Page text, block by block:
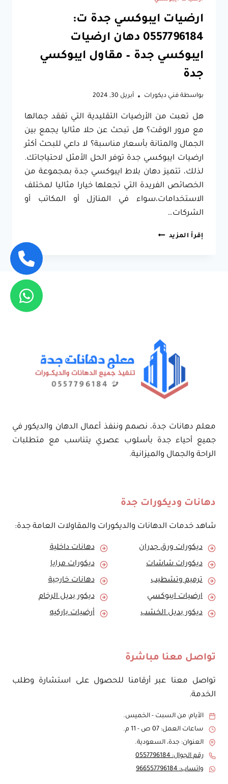
ارضيات ايبوكسي جدة ت:
0557796184 دهان ارضيات
ايبوكسي جدة – مقاول ايبوكسي
جدة
بواسطة فني ديكورات أبريل 30, 2024
هل تعبت من الأرضيات التقليدية التي تفقد جمالها
مع مرور الوقت؟ هل تبحث عن حلا مثاليا يجمع بين
الجمال والمتانة بأسعار مناسبة؟ لا داعي للبحث أكثر
ارضيات ايبوكسي جدة توفر الحل الأمثل لاحتياجاتك.
لذلك، تتميز دهان بلاط ايبوكسي جدة بمجموعة من
الخصائص الفريدة التي تجعلها خيارا مثاليا لمختلف
الاستخدامات،سواء في المنازل أو المكاتب أو
الشركات…
إقرأ المزيد ارضيات
مقاول
ايبوكسي
جدة
معلم دهانات جدة، نصمم وننفذ أعمال الدهان والديكور في
جميع أحياء جدة بأسلوب عصري يتناسب مع متطلبات
الراحة والجمال والميزانية.
دهانات وديكورات جدة
شاهد خدمات الدهانات والديكورات والمقاولات العامة جدة:
ديكورات ورق جدران
دهانات داخلية
ديكورات شاشات
ديكورات مرايا
ترميم وتشطيب
دهانات خارجية
ارضيات ايبوكسي
ديكور بديل الرخام
ديكور بديل الخشب
أرضيات باركيه
تواصل معنا مباشرة
تواصل معنا عبر أرقامنا للحصول على استشارة وطلب
الخدمة.
الأيام: من السبت - الخميس.
ساعات العمل: 07 ص - 11 م.
العنوان: جدة، السعودية.
رقم الجوال: 0557796184
واتساب: 966557796184